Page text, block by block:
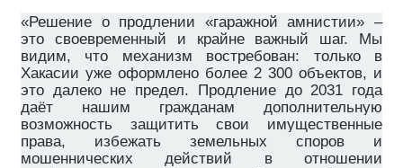
«Решение о продлении «гаражной амнистии» –
это своевременный и крайне важный шаг. Мы
видим, что механизм востребован: только в
Хакасии уже оформлено более 2 300 объектов, и
это далеко не предел. Продление до 2031 года
даёт нашим гражданам дополнительную
возможность защитить свои имущественные
права, избежать земельных споров и
мошеннических действий в отношении